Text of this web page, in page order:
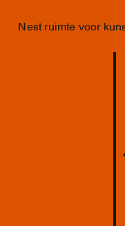
Nest ruimte voor